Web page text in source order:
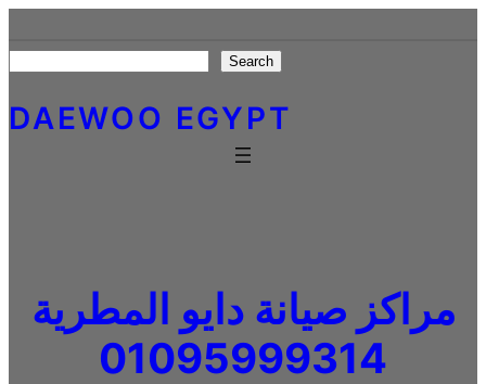
to
content
Search
DAEWOO EGYPT
مراكز صيانة دايو المطرية
01095999314